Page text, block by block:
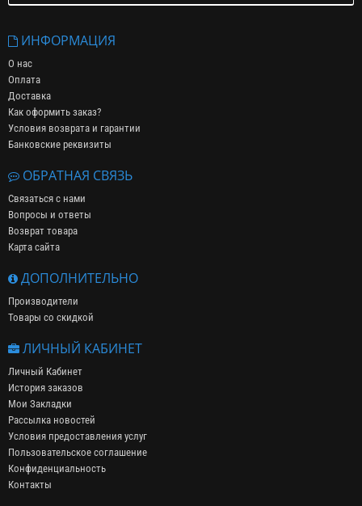
ИНФОРМАЦИЯ
О нас
Оплата
Доставка
Как оформить заказ?
Условия возврата и гарантии
Банковские реквизиты
ОБРАТНАЯ СВЯЗЬ
Связаться с нами
Вопросы и ответы
Возврат товара
Карта сайта
ДОПОЛНИТЕЛЬНО
Производители
Товары со скидкой
ЛИЧНЫЙ КАБИНЕТ
Личный Кабинет
История заказов
Мои Закладки
Рассылка новостей
Условия предоставления услуг
Пользовательское соглашение
Конфиденциальность
Контакты